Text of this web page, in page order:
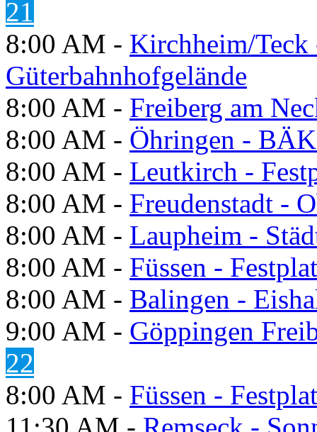
21
8:00 AM - Kirchheim/Teck
Güterbahnhofgelände
8:00 AM - Freiberg am
8:00 AM - Öhringen -
8:00 AM - Leutkirch -
8:00 AM - Freudenstadt -
8:00 AM - Laupheim -
8:00 AM - Füssen -
8:00 AM - Balingen -
9:00 AM - Göppingen
22
8:00 AM - Füssen -